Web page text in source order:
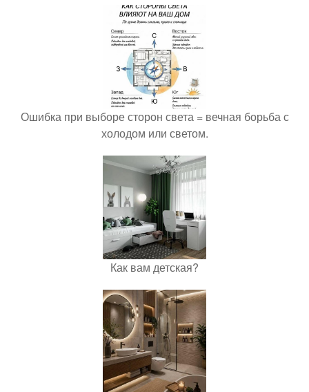
Ошибка при выборе сторон света = вечная борьба с
холодом или светом.
Как вам детская?